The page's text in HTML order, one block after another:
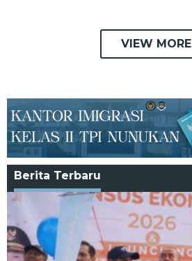
VIEW MORE
Berita Terbaru